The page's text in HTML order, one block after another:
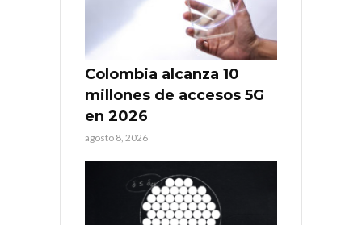
Colombia alcanza 10
millones de accesos 5G
en 2026
agosto 8, 2026